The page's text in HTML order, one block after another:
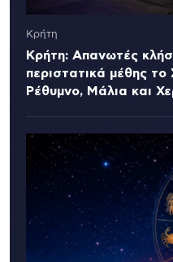
Κρήτη
Κρήτη: Απανωτές
περιστατικά μέθης
Ρέθυμνο, Μάλια και